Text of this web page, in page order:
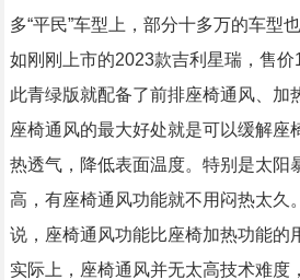
多“平民”车型上，部分十多万的车型
如刚刚上市的2023款吉利星瑞，售价
此青绿版就配备了前排座椅通风、加
座椅通风的最大好处就是可以缓解座
热透气，降低表面温度。特别是太阳
高，有座椅通风功能就不用闷热太久
说，座椅通风功能比座椅加热功能的
实际上，座椅通风并无太高技术难度